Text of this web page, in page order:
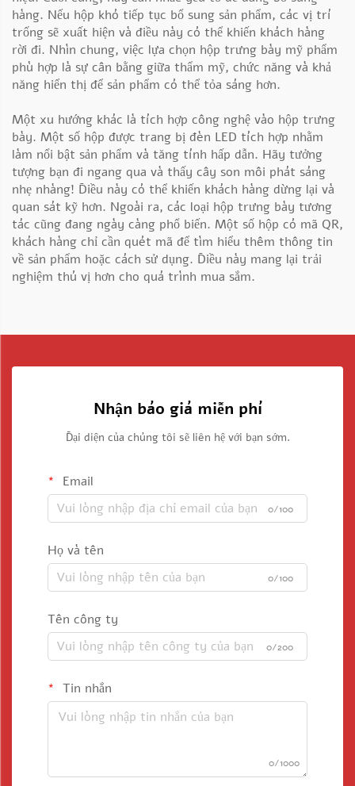
hàng. Nếu hộp khó tiếp tục bổ sung sản phẩm, các vị trí
trống sẽ xuất hiện và điều này có thể khiến khách hàng
rời đi. Nhìn chung, việc lựa chọn hộp trưng bày mỹ phẩm
phù hợp là sự cân bằng giữa thẩm mỹ, chức năng và khả
năng hiển thị để sản phẩm có thể tỏa sáng hơn.
Một xu hướng khác là tích hợp công nghệ vào hộp trưng
bày. Một số hộp được trang bị đèn LED tích hợp nhằm
làm nổi bật sản phẩm và tăng tính hấp dẫn. Hãy tưởng
tượng bạn đi ngang qua và thấy cây son môi phát sáng
nhẹ nhàng! Điều này có thể khiến khách hàng dừng lại và
quan sát kỹ hơn. Ngoài ra, các loại hộp trưng bày tương
tác cũng đang ngày càng phổ biến. Một số hộp có mã QR,
khách hàng chỉ cần quét mã để tìm hiểu thêm thông tin
về sản phẩm hoặc cách sử dụng. Điều này mang lại trải
nghiệm thú vị hơn cho quá trình mua sắm.
Nhận báo giá miễn phí
Đại diện của chúng tôi sẽ liên hệ với bạn sớm.
Email
0/100
Họ và tên
0/100
Tên công ty
0/200
Tin nhắn
0/1000